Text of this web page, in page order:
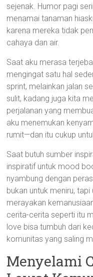
sejenak. Humor pagi
menamai tanaman
karena mereka tidak
cahaya dan air.
Saat aku merasa
mengingat satu hal
sprint, melainkan jalan
sulit, kadang juga kita
perjalanan yang
aku menemukan
rumit—dan itu cukup
Saat butuh sumber
inspiratif untuk mood
nyambung dengan
bukan untuk meniru,
merayakan
cerita-cerita seperti itu
love bisa tumbuh dari
komunitas yang saling
Menyelami